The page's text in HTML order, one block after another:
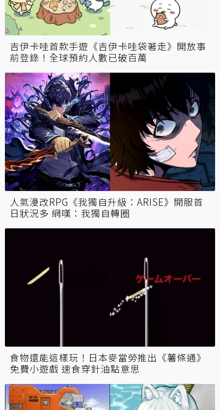
吉伊卡哇首款手遊《吉伊卡哇袋著走》開放事
前登錄！全球預約人數已破百萬
人氣漫改RPG《我獨自升級：ARISE》開服首
日狀況多 網嘆：我獨自轉圈
食物還能這樣玩！日本麥當勞推出《薯條通》
免費小遊戲 速食穿針油點意思